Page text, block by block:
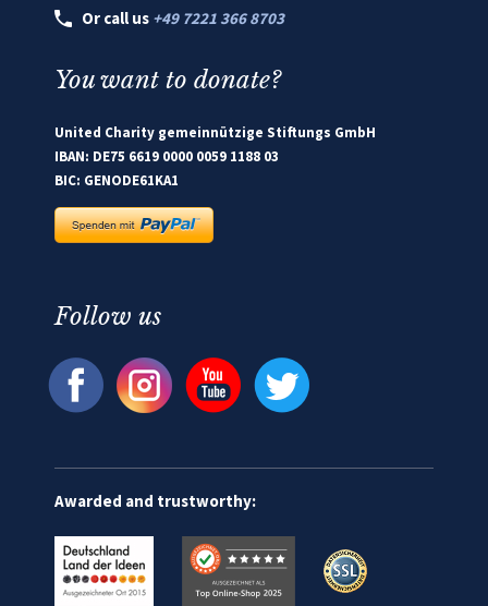
Or call us +49 7221 366 8703
You want to donate?
United Charity gemeinnützige Stiftungs GmbH
IBAN: DE75 6619 0000 0059 1188 03
BIC: GENODE61KA1
Follow us
Awarded and trustworthy: